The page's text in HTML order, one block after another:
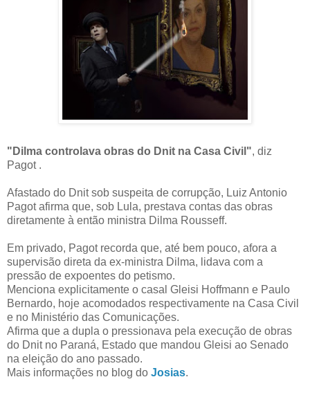
"Dilma controlava obras do Dnit na Casa Civil", diz
Pagot .
Afastado do Dnit sob suspeita de corrupção, Luiz Antonio
Pagot afirma que, sob Lula, prestava contas das obras
diretamente à então ministra Dilma Rousseff.
Em privado, Pagot recorda que, até bem pouco, afora a
supervisão direta da ex-ministra Dilma, lidava com a
pressão de expoentes do petismo.
Menciona explicitamente o casal Gleisi Hoffmann e Paulo
Bernardo, hoje acomodados respectivamente na Casa Civil
e no Ministério das Comunicações.
Afirma que a dupla o pressionava pela execução de obras
do Dnit no Paraná, Estado que mandou Gleisi ao Senado
na eleição do ano passado.
Mais informações no blog do Josias.